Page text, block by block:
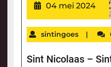
04 mei 2024
sintingoes |
Sint Nicolaas –